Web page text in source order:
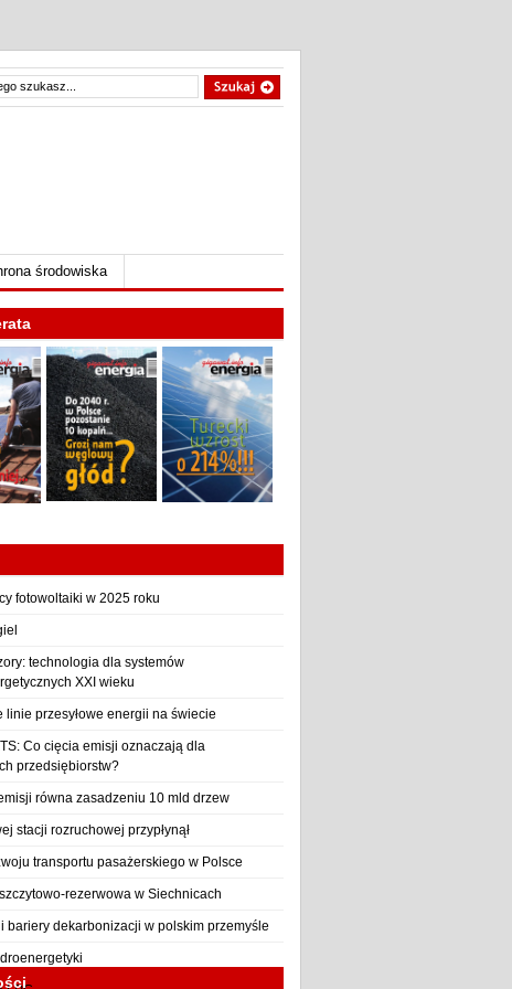
środowiska
fotowoltaiki w 2025 roku
technologia dla systemów
XXI wieku
linie przesyłowe energii na świecie
Co cięcia emisji oznaczają dla
przedsiębiorstw?
równa zasadzeniu 10 mld drzew
stacji rozruchowej przypłynął
transportu pasażerskiego w Polsce
rezerwowa w Siechnicach
bariery dekarbonizacji w polskim przemyśle